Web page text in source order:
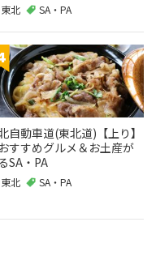
東北 SA・PA
自動車道(東北道)【上り】
すすめグルメ＆お土産が
SA・PA
東北 SA・PA